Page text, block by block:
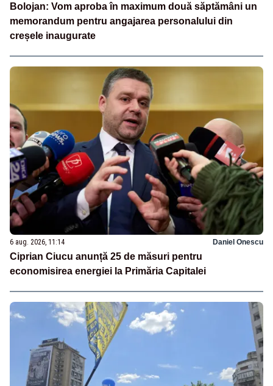
Bolojan: Vom aproba în maximum două săptămâni un
memorandum pentru angajarea personalului din
creșele inaugurate
6 aug. 2026, 11:14 Daniel Onescu
Ciprian Ciucu anunță 25 de măsuri pentru
economisirea energiei la Primăria Capitalei